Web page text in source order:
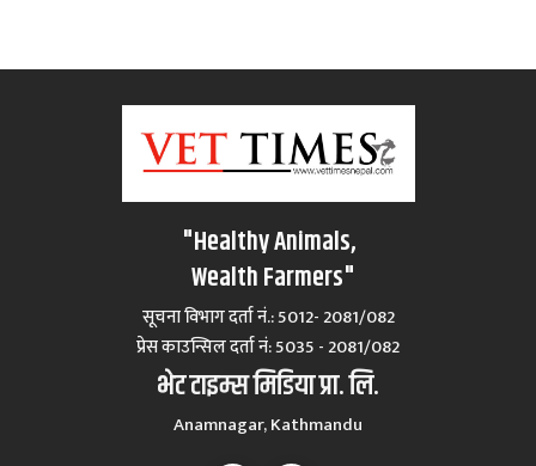
"Healthy Animals,
Wealth Farmers"
सूचना विभाग दर्ता नं.: 5012- 2081/082
प्रेस काउन्सिल दर्ता नं‍: 5035 - 2081/082
भेट टाइम्स मिडिया प्रा. लि.
Anamnagar, Kathmandu